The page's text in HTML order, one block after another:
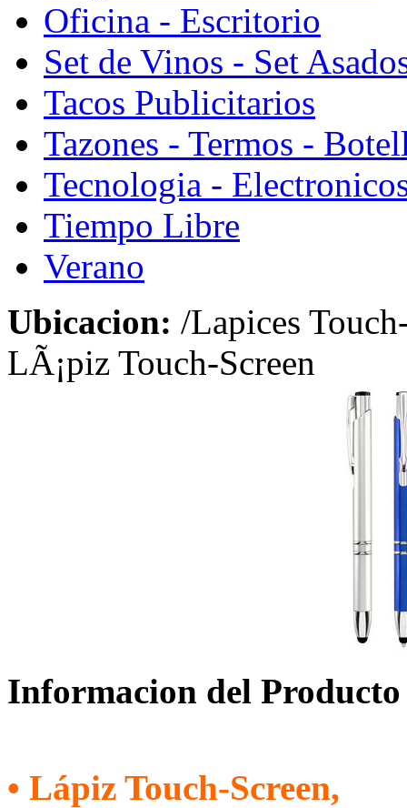
Oficina - Escritorio
Set de Vinos - Set
Tacos Publicitarios
Tazones - Termos -
Tecnologia -
Tiempo Libre
Verano
Ubicacion: /Lapices
LÃ¡piz Touch-Screen
Informacion del Producto
• Lápiz Touch-Screen,